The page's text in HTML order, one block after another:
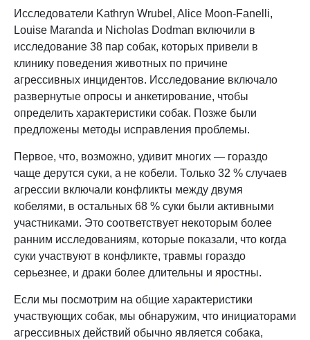
Исследователи Kathryn Wrubel, Alice Moon-Fanelli,
Louise Maranda и Nicholas Dodman включили в
исследование 38 пар собак, которых привели в
клинику поведения животных по причине
агрессивных инцидентов. Исследование включало
развернутые опросы и анкетирование, чтобы
определить характеристики собак. Позже были
предложены методы исправления проблемы.
Первое, что, возможно, удивит многих — гораздо
чаще дерутся суки, а не кобели. Только 32 % случаев
агрессии включали конфликты между двумя
кобелями, в остальных 68 % суки были активными
участниками. Это соответствует некоторым более
ранним исследованиям, которые показали, что когда
суки участвуют в конфликте, травмы гораздо
серьезнее, и драки более длительны и яростны.
Если мы посмотрим на общие характеристики
участвующих собак, мы обнаружим, что инициаторами
агрессивных действий обычно является собака,